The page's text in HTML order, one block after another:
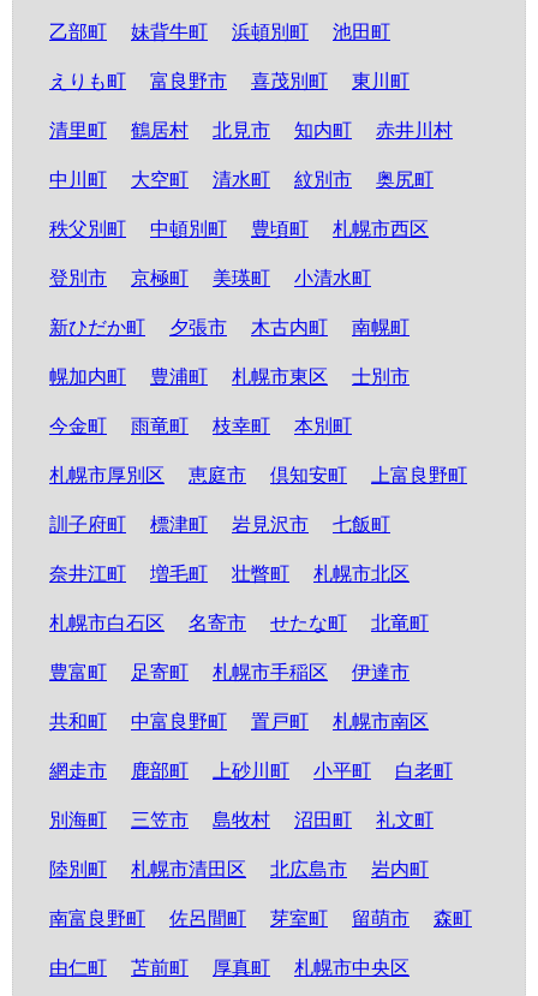
乙部町 妹背牛町 浜頓別町 池田町
えりも町 富良野市 喜茂別町 東川町
清里町 鶴居村 北見市 知内町 赤井川村
中川町 大空町 清水町 紋別市 奥尻町
秩父別町 中頓別町 豊頃町 札幌市西区
登別市 京極町 美瑛町 小清水町
新ひだか町 夕張市 木古内町 南幌町
幌加内町 豊浦町 札幌市東区 士別市
今金町 雨竜町 枝幸町 本別町
札幌市厚別区 恵庭市 倶知安町 上富良野町
訓子府町 標津町 岩見沢市 七飯町
奈井江町 増毛町 壮瞥町 札幌市北区
札幌市白石区 名寄市 せたな町 北竜町
豊富町 足寄町 札幌市手稲区 伊達市
共和町 中富良野町 置戸町 札幌市南区
網走市 鹿部町 上砂川町 小平町 白老町
別海町 三笠市 島牧村 沼田町 礼文町
陸別町 札幌市清田区 北広島市 岩内町
南富良野町 佐呂間町 芽室町 留萌市 森町
由仁町 苫前町 厚真町 札幌市中央区